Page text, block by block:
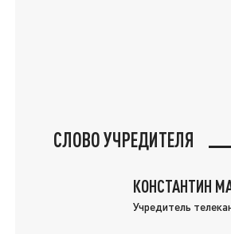
СЛОВО УЧРЕДИТЕЛЯ
КОНСТАНТИН
Учредитель